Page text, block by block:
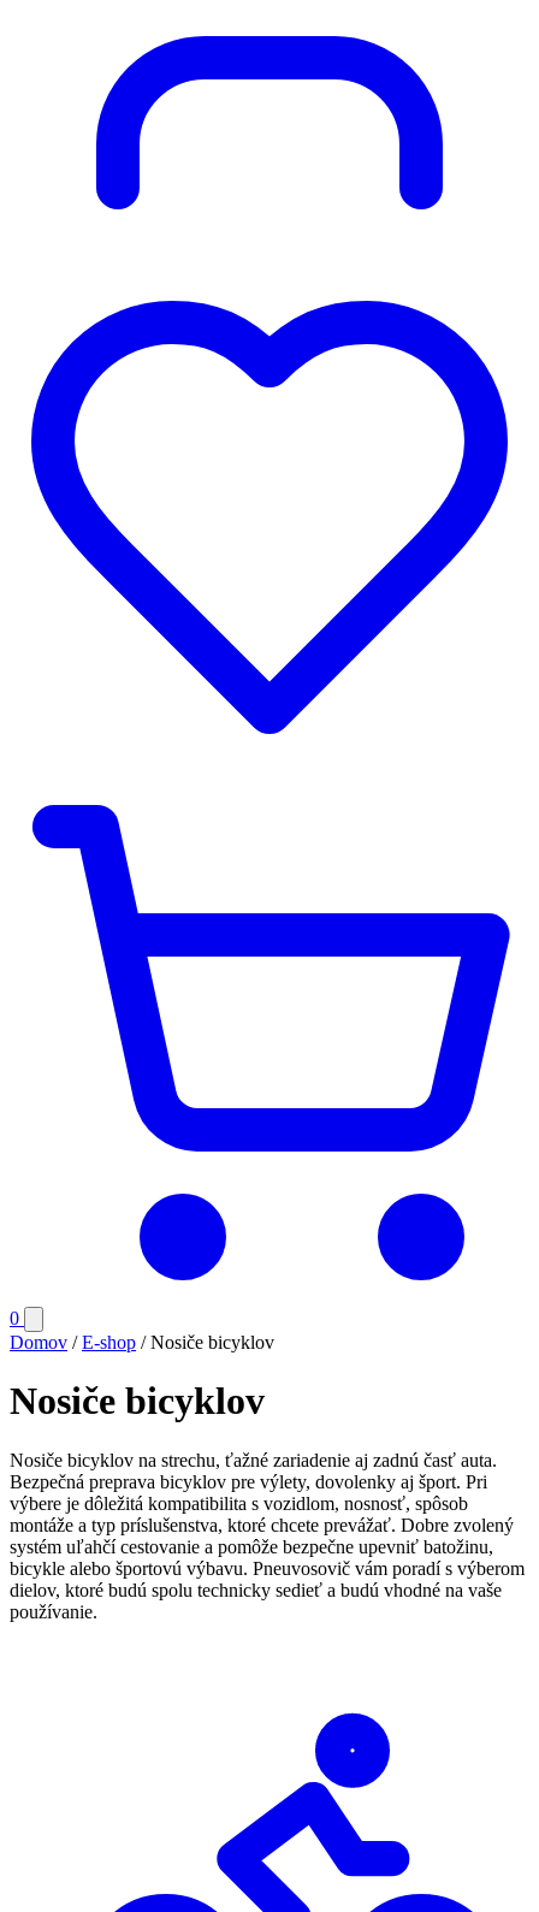
0Počet
položiek
0
menu
Domov / E-shop / Nosiče bicyklov
Nosiče bicyklov
Nosiče bicyklov na strechu, ťažné zariadenie aj zadnú časť auta.
Bezpečná preprava bicyklov pre výlety, dovolenky aj šport. Pri
výbere je dôležitá kompatibilita s vozidlom, nosnosť, spôsob
montáže a typ príslušenstva, ktoré chcete prevážať. Dobre zvolený
systém uľahčí cestovanie a pomôže bezpečne upevniť batožinu,
bicykle alebo športovú výbavu. Pneuvosovič vám poradí s výberom
dielov, ktoré budú spolu technicky sedieť a budú vhodné na vaše
používanie.